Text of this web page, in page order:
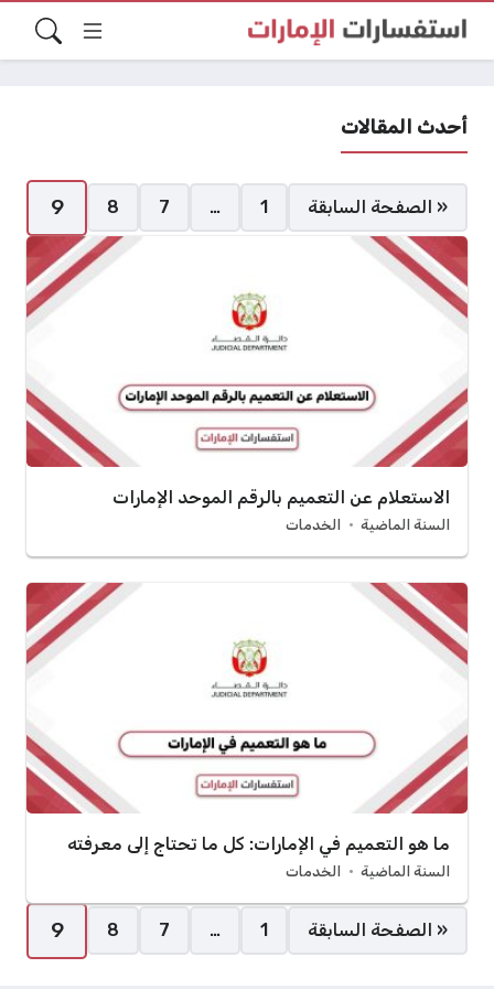
أحدث المقالات
صفحات:
« الصفحة السابقة 1
…
7
8
9
الاستعلام عن التعميم بالرقم الموحد الإمارات
السنة الماضية الخدمات
ما هو التعميم في الإمارات: كل ما تحتاج إلى معرفته
السنة الماضية الخدمات
صفحات:
« الصفحة السابقة 1
…
7
8
9